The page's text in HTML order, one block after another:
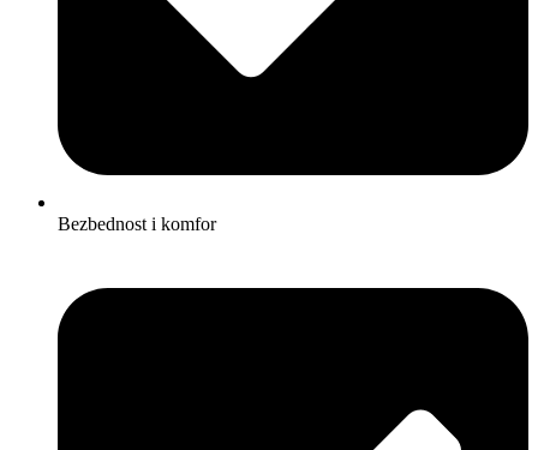
Bezbednost i komfor